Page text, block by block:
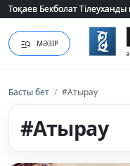
МӘЗІР
Басты бет / #Атырау
#Атырау